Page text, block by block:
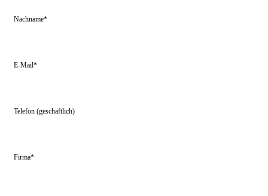
Nachname*
E-Mail*
Telefon (geschäftlich)
Firma*